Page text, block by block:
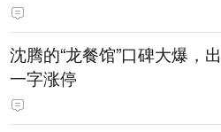
沈腾的“龙餐馆”口碑大爆，
一字涨停